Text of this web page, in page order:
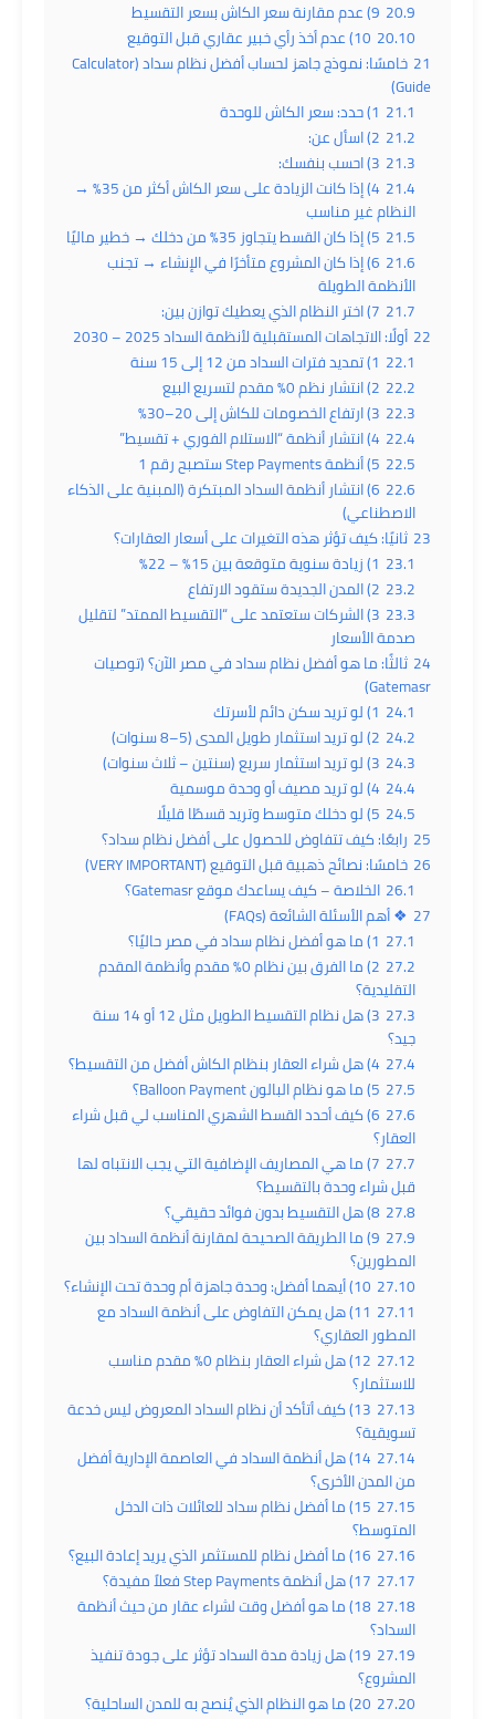
20.9 9) عدم مقارنة سعر الكاش بسعر التقسيط
20.10 10) عدم أخذ رأي خبير عقاري قبل التوقيع
21
خامسًا: نموذج جاهز لحساب أفضل نظام سداد (Calculator
Guide)
21.1 1) حدد: سعر الكاش للوحدة
21.2 2) اسأل عن:
21.3 3) احسب بنفسك:
21.4
4) إذا كانت الزيادة على سعر الكاش أكثر من 35% →
النظام غير مناسب
21.5 5) إذا كان القسط يتجاوز 35% من دخلك → خطير ماليًا
21.6 6) إذا كان المشروع متأخرًا في الإنشاء → تجنب
الأنظمة الطويلة
21.7 7) اختر النظام الذي يعطيك توازن بين:
22 أولًا: الاتجاهات المستقبلية لأنظمة السداد 2025 – 2030
22.1 1) تمديد فترات السداد من 12 إلى 15 سنة
22.2 2) انتشار نظم 0% مقدم لتسريع البيع
22.3 3) ارتفاع الخصومات للكاش إلى 20–30%
22.4 4) انتشار أنظمة “الاستلام الفوري + تقسيط”
22.5 5) أنظمة Step Payments ستصبح رقم 1
22.6 6) انتشار أنظمة السداد المبتكرة (المبنية على الذكاء
الاصطناعي)
23 ثانيًا: كيف تؤثر هذه التغيرات على أسعار العقارات؟
23.1 1) زيادة سنوية متوقعة بين 15% – 22%
23.2 2) المدن الجديدة ستقود الارتفاع
23.3 3) الشركات ستعتمد على “التقسيط الممتد” لتقليل
صدمة الأسعار
24 ثالثًا: ما هو أفضل نظام سداد في مصر الآن؟ (توصيات
Gatemasr)
24.1 1) لو تريد سكن دائم لأسرتك
24.2 2) لو تريد استثمار طويل المدى (5–8 سنوات)
24.3 3) لو تريد استثمار سريع (سنتين – ثلاث سنوات)
24.4 4) لو تريد مصيف أو وحدة موسمية
24.5 5) لو دخلك متوسط وتريد قسطًا قليلًا
25 رابعًا: كيف تتفاوض للحصول على أفضل نظام سداد؟
26 خامسًا: نصائح ذهبية قبل التوقيع (VERY IMPORTANT)
26.1 الخلاصة – كيف يساعدك موقع Gatemasr؟
27 ❖ أهم الأسئلة الشائعة (FAQs)
27.1 1) ما هو أفضل نظام سداد في مصر حاليًا؟
27.2
2) ما الفرق بين نظام 0% مقدم وأنظمة المقدم
التقليدية؟
27.3
3) هل نظام التقسيط الطويل مثل 12 أو 14 سنة
جيد؟
27.4 4) هل شراء العقار بنظام الكاش أفضل من التقسيط؟
27.5 5) ما هو نظام البالون Balloon Payment؟
27.6 6) كيف أحدد القسط الشهري المناسب لي قبل شراء
العقار؟
27.7 7) ما هي المصاريف الإضافية التي يجب الانتباه لها
قبل شراء وحدة بالتقسيط؟
27.8 8) هل التقسيط بدون فوائد حقيقي؟
27.9 9) ما الطريقة الصحيحة لمقارنة أنظمة السداد بين
المطورين؟
27.10 10) أيهما أفضل: وحدة جاهزة أم وحدة تحت الإنشاء؟
27.11
11) هل يمكن التفاوض على أنظمة السداد مع
المطور العقاري؟
27.12
12) هل شراء العقار بنظام 0% مقدم مناسب
للاستثمار؟
27.13
13) كيف أتأكد أن نظام السداد المعروض ليس خدعة
تسويقية؟
27.14
14) هل أنظمة السداد في العاصمة الإدارية أفضل
من المدن الأخرى؟
27.15
15) ما أفضل نظام سداد للعائلات ذات الدخل
المتوسط؟
27.16 16) ما أفضل نظام للمستثمر الذي يريد إعادة البيع؟
27.17 17) هل أنظمة Step Payments فعلاً مفيدة؟
27.18
18) ما هو أفضل وقت لشراء عقار من حيث أنظمة
السداد؟
27.19
19) هل زيادة مدة السداد تؤثر على جودة تنفيذ
المشروع؟
27.20 20) ما هو النظام الذي يُنصح به للمدن الساحلية؟